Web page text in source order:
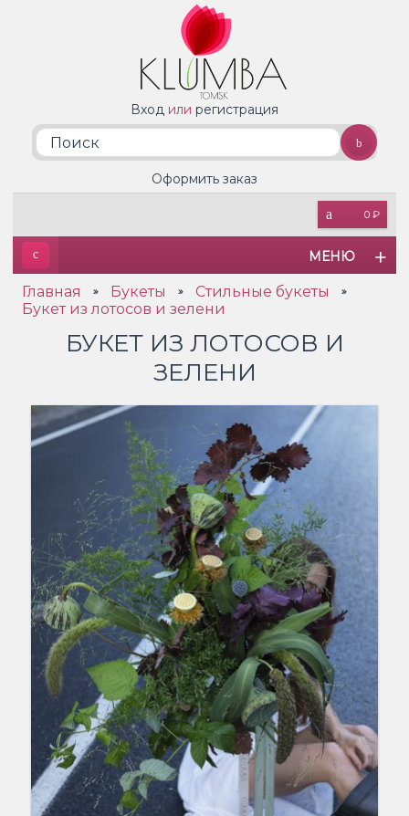
Вход или регистрация
0 ₽
Оформить заказ
МЕНЮ
Главная » Букеты » Стильные букеты »
Букет из лотосов и зелени
БУКЕТ ИЗ ЛОТОСОВ И
ЗЕЛЕНИ